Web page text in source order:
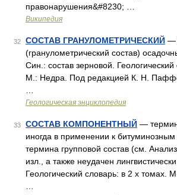
правонарушения&#8230; …
Википедия
32 СОСТАВ ГРАНУЛОМЕТРИЧЕСКИЙ —
(гранулометрический состав)
Син.: состав зерновой. Геологический
М.: Недра. Под редакцией К. Н.
Геологическая энциклопедия
33 СОСТАВ КОМПОНЕНТНЫЙ —
иногда в применении к битуминозным
термина групповой состав (см.
изл., а также неудачен лингвистически
Геологический словарь: в 2 х томах.